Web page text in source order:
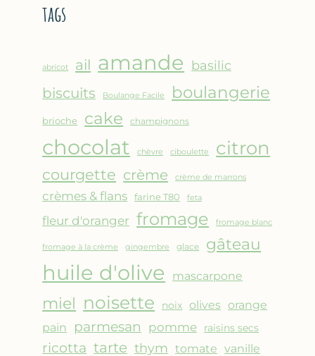
&
ROUGES
tags
abricot ail amande basilic
biscuits Boulange Facile boulangerie
brioche cake champignons
chocolat chèvre ciboulette citron
courgette crème crème de marrons
crèmes & flans farine T80 feta
fleur d'oranger fromage fromage blanc
fromage à la crème gingembre glace gâteau
huile d'olive mascarpone
miel noisette noix olives orange
pain
parmesan pomme raisins secs
ricotta tarte thym tomate vanille